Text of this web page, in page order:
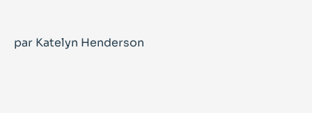
par Katelyn Henderson